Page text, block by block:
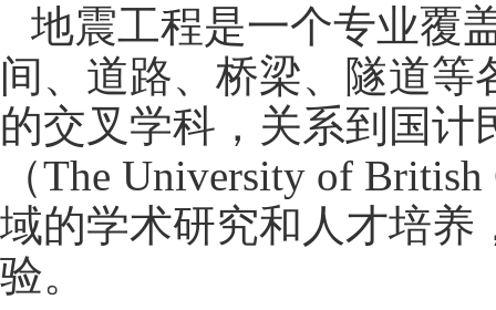
地震工程是一个专业覆
间、道路、桥梁、隧道
的交叉学科，关系到国
（The University of British
域的学术研究和人才培养
验。